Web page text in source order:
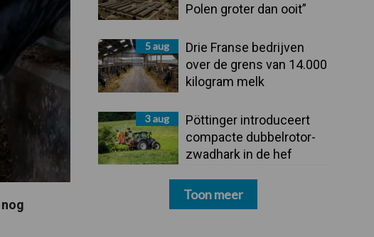
Polen groter dan ooit”
5 aug
Drie Franse bedrijven
over de grens van 14.000
kilogram melk
3 aug
Pöttinger introduceert
compacte dubbelrotor-
zwadhark in de hef
Toon meer